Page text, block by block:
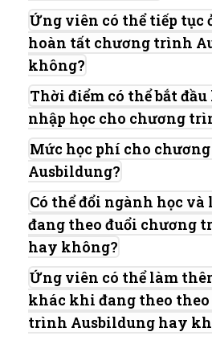
Ứng viên có thể tiếp tục
hoàn tất chương trình
không?
Thời điểm có thể bắt
nhập học cho chương
Mức học phí cho
Ausbildung?
Có thể đổi ngành học
đang theo đuổi chương
hay không?
Ứng viên có thể làm
khác khi đang theo
trình Ausbildung hay